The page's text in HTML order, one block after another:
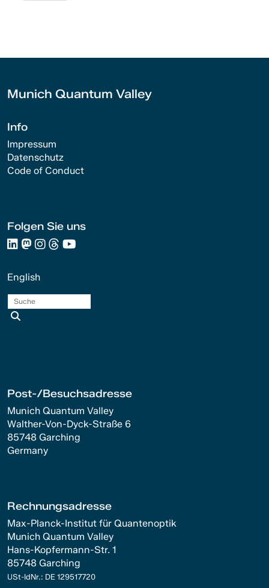
Munich Quantum Valley
Info
Impressum
Datenschutz
Code of Conduct
Folgen Sie uns
English
Post-/Besuchsadresse
Munich Quantum Valley
Walther-Von-Dyck-Straße 6
85748 Garching
Germany
Rechnungsadresse
Max-Planck-Institut für Quantenoptik
Munich Quantum Valley
Hans-Kopfermann-Str. 1
85748 Garching
USt-IdNr.: DE 129517720